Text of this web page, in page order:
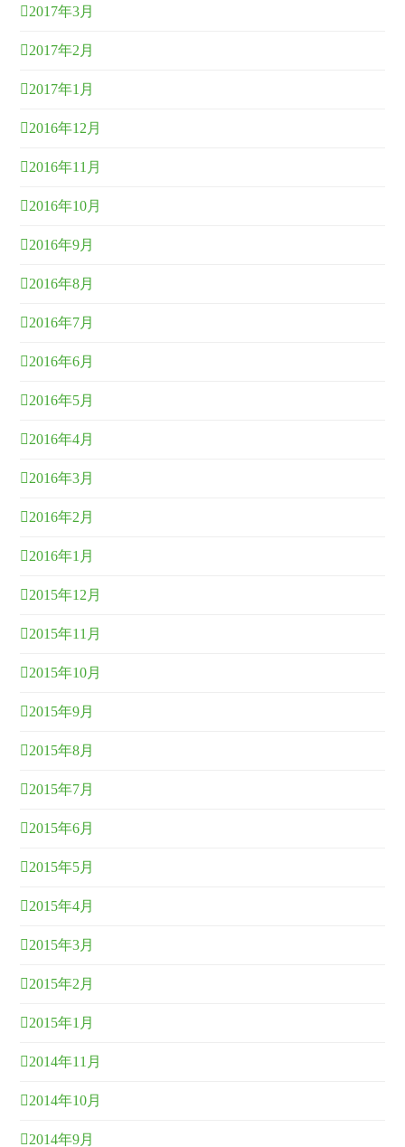
2017年3月
2017年2月
2017年1月
2016年12月
2016年11月
2016年10月
2016年9月
2016年8月
2016年7月
2016年6月
2016年5月
2016年4月
2016年3月
2016年2月
2016年1月
2015年12月
2015年11月
2015年10月
2015年9月
2015年8月
2015年7月
2015年6月
2015年5月
2015年4月
2015年3月
2015年2月
2015年1月
2014年11月
2014年10月
2014年9月